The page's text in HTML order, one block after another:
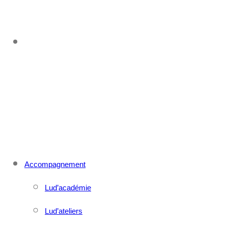
Accompagnement
Lud’académie
Lud’ateliers